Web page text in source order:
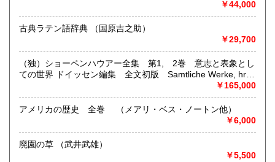
￥44,000
古典ラテン語辞典 （国原吉之助）
￥29,700
（独）ショーペンハウアー全集 第1, 2巻 意志と表象とし
ての世界 ドイッセン編集 全文初版 Samtliche Werke, hrg
von Dr. Paul Deussen. 1st&2e Band: Die Welt als Wille und
i g . Ganzleder-vorzugsausagabe. 1911 （ショーペンハウア
ーSCHOPENHAUERS,A. spine rubbed a little, trace of oiling
￥165,000
アメリカの歴史 全巻 （メアリ・ベス・ノートン他）
￥6,000
廃園の草 （武井武雄）
￥5,500